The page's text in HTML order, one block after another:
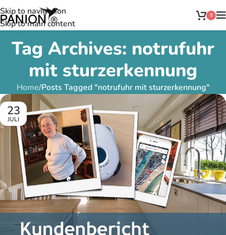
Skip to navigation
Skip to main content
0
Tag Archives: notrufuhr
mit sturzerkennung
Home/Posts Tagged "notrufuhr mit sturzerkennung"
23
JULI